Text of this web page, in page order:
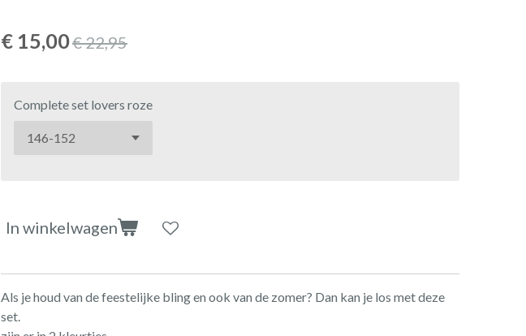
€ 15,00€ 22,95
Complete set lovers roze
In winkelwagen
Als je houd van de feestelijke bling en ook van de zomer? Dan kan je los met deze
set.